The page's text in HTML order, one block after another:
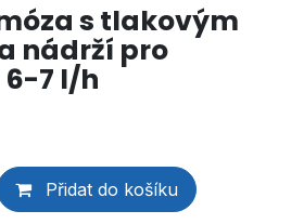
s tlakovým
nádrží pro
7 l/h
Přidat do košíku